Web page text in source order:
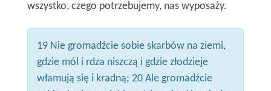
wszystko, czego potrzebujemy, nas wyposaży.
19 Nie gromadźcie sobie skarbów na ziemi,
gdzie mól i rdza niszczą i gdzie złodzieje
włamują się i kradną; 20 Ale gromadźcie